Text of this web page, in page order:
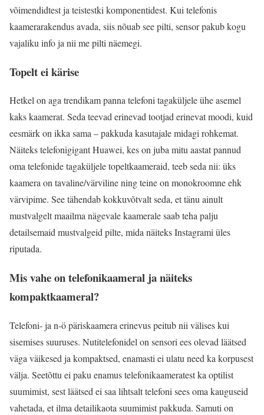
võimendidtest ja teistestki komponentidest. Kui telefonis
kaamerarakendus avada, siis nõuab see pilti, sensor pakub kogu
vajaliku info ja nii me pilti näemegi.
Topelt ei kärise
Hetkel on aga trendikam panna telefoni tagaküljele ühe asemel
kaks kaamerat. Seda teevad erinevad tootjad erinevat moodi, kuid
eesmärk on ikka sama – pakkuda kasutajale midagi rohkemat.
Näiteks telefonigigant Huawei, kes on juba mitu aastat pannud
oma telefonide tagaküljele topeltkaameraid, teeb seda nii: üks
kaamera on tavaline/värviline ning teine on monokroomne ehk
värvipime. See tähendab kokkuvõtvalt seda, et tänu ainult
mustvalgelt maailma nägevale kaamerale saab teha palju
detailsemaid mustvalgeid pilte, mida näiteks Instagrami üles
riputada.
Mis vahe on telefonikaameral ja näiteks
kompaktkaameral?
Telefoni- ja n-ö päriskaamera erinevus peitub nii välises kui
sisemises suuruses. Nutitelefonidel on sensori ees olevad läätsed
väga väikesed ja kompaktsed, enamasti ei ulatu need ka korpusest
välja. Seetõttu ei paku enamus telefonikaameratest ka optilist
suumimist, sest läätsed ei saa lihtsalt telefoni sees oma kauguseid
vahetada, et ilma detailikaota suumimist pakkuda. Samuti on